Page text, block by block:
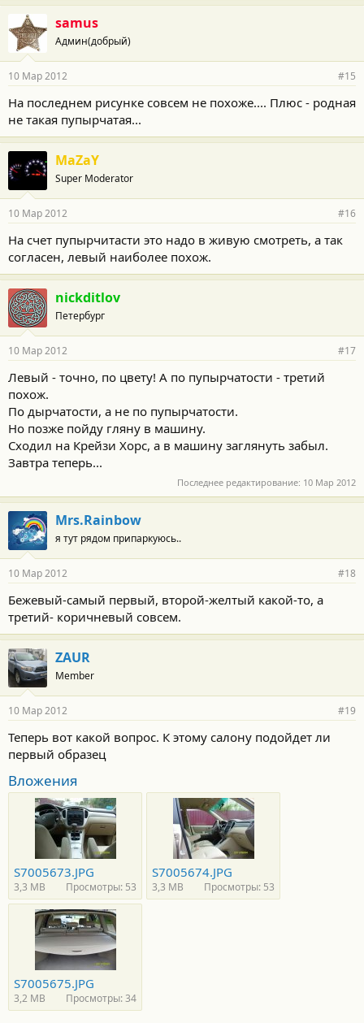
samus
Админ(добрый)
10 Мар 2012 #15
На последнем рисунке совсем не похоже.... Плюс - родная
не такая пупырчатая...
MaZaY
Super Moderator
10 Мар 2012 #16
На счет пупырчитасти это надо в живую смотреть, а так
согласен, левый наиболее похож.
nickditlov
Петербург
10 Мар 2012 #17
Левый - точно, по цвету! А по пупырчатости - третий
похож.
По дырчатости, а не по пупырчатости.
Но позже пойду гляну в машину.
Сходил на Крейзи Хорс, а в машину заглянуть забыл.
Завтра теперь...
Последнее редактирование: 10 Мар 2012
Mrs.Rainbow
я тут рядом припаркуюсь..
10 Мар 2012 #18
Бежевый-самый первый, второй-желтый какой-то, а
третий- коричневый совсем.
ZAUR
Member
10 Мар 2012 #19
Теперь вот какой вопрос. К этому салону подойдет ли
первый образец
Вложения
S7005673.JPG
3,3 MB Просмотры: 53
S7005674.JPG
3,3 MB Просмотры: 53
S7005675.JPG
3,2 MB Просмотры: 34